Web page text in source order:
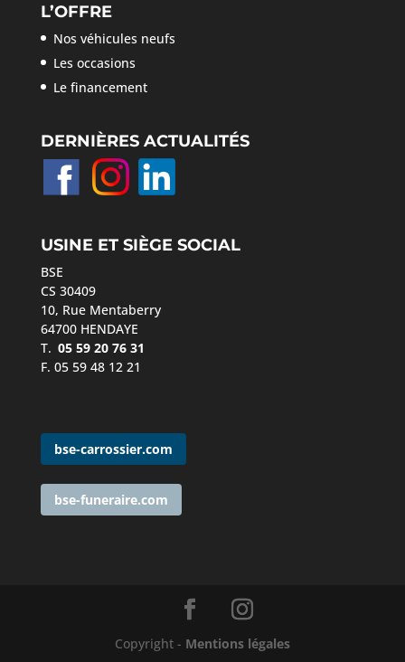
L’OFFRE
Nos véhicules neufs
Les occasions
Le financement
DERNIÈRES ACTUALITÉS
USINE ET SIÈGE SOCIAL
BSE
CS 30409
10, Rue Mentaberry
64700 HENDAYE
T. 05 59 20 76 31
F. 05 59 48 12 21
bse-carrossier.com
bse-funeraire.com
Copyright - Mentions légales